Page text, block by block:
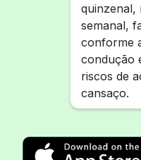
quinzenal,
semanal,
conforme
condução
riscos de
cansaço.